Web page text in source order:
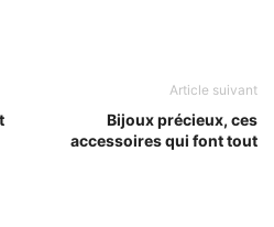
Article suivant
Bijoux précieux, ces
accessoires qui font tout